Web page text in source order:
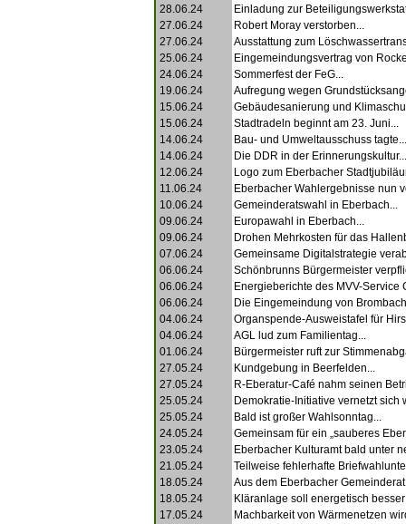
28.06.24
Einladung zur
27.06.24
Robert Moray verstorben...
27.06.24
Ausstattung zum
25.06.24
Eingemeindungsvertrag von
24.06.24
Sommerfest der FeG...
19.06.24
Aufregung wegen
15.06.24
Gebäudesanierung und
15.06.24
Stadtradeln beginnt am 23. Juni...
14.06.24
Bau- und Umweltausschuss tagte...
14.06.24
Die DDR in der Erinnerungskultur...
12.06.24
Logo zum Eberbacher
11.06.24
Eberbacher Wahlergebnisse nun
10.06.24
Gemeinderatswahl in Eberbach...
09.06.24
Europawahl in Eberbach...
09.06.24
Drohen Mehrkosten für das
07.06.24
Gemeinsame Digitalstrategie
06.06.24
Schönbrunns Bürgermeister
06.06.24
Energieberichte des MVV-Service
06.06.24
Die Eingemeindung von
04.06.24
Organspende-Ausweistafel für
04.06.24
AGL lud zum Familientag...
01.06.24
Bürgermeister ruft zur
27.05.24
Kundgebung in Beerfelden...
27.05.24
R-Eberatur-Café nahm seinen
25.05.24
Demokratie-Initiative vernetzt sich
25.05.24
Bald ist großer Wahlsonntag...
24.05.24
Gemeinsam für ein „sauberes
23.05.24
Eberbacher Kulturamt bald unter
21.05.24
Teilweise fehlerhafte
18.05.24
Aus dem Eberbacher
18.05.24
Kläranlage soll energetisch
17.05.24
Machbarkeit von Wärmenetzen